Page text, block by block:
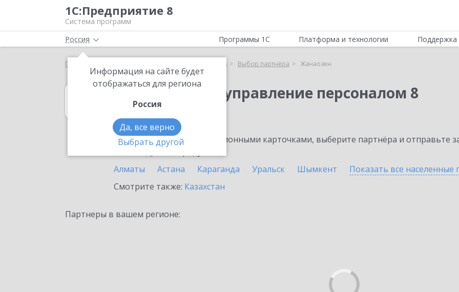
1С:Предприятие 8
Система программ
Россия
Информация на сайте будет
отображаться для региона
Россия
Да, все верно
Выбрать другой
Программы 1С Платформа и технологии Поддержка
Главная 1С:Зарплата и управление персоналом 8 Выбор партнёра Жанаозен
1С:Зарплата и управление персоналом 8
в Жанаозене
Ознакомьтесь с информационными карточками, выберите партнёра и отправьте
Алматы
Астана Караганда Уральск Шымкент Показать все населенные
Смотрите также: Казахстан
Партнеры в вашем регионе: